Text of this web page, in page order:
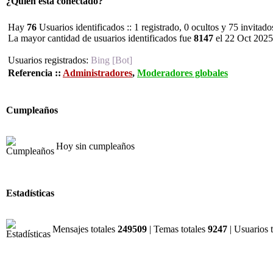
Hay 76 Usuarios identificados :: 1 registrado, 0 ocultos y 75
La mayor cantidad de usuarios identificados fue 8147 el 22 Oct
Usuarios registrados: Bing [Bot]
Referencia :: Administradores, Moderadores globales
Cumpleaños
Hoy sin cumpleaños
Estadísticas
Mensajes totales 249509 | Temas totales 9247 | Usuarios